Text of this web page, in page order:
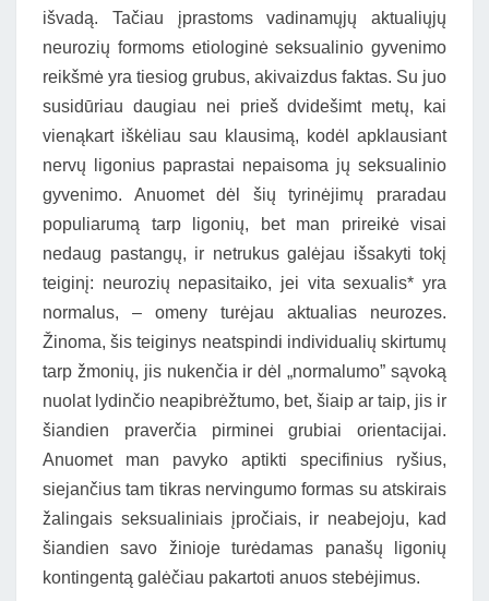
išvadą. Tačiau įprastoms vadinamųjų aktualiųjų
neurozių formoms etiologinė seksualinio gyvenimo
reikšmė yra tiesiog grubus, akivaizdus faktas. Su juo
susidūriau daugiau nei prieš dvidešimt metų, kai
vienąkart iškėliau sau klausimą, kodėl apklausiant
nervų ligonius paprastai nepaisoma jų seksualinio
gyvenimo. Anuomet dėl šių tyrinėjimų praradau
populiarumą tarp ligonių, bet man prireikė visai
nedaug pastangų, ir netrukus galėjau išsakyti tokį
teiginį: neurozių nepasitaiko, jei vita sexualis* yra
normalus, – omeny turėjau aktualias neurozes.
Žinoma, šis teiginys neatspindi individualių skirtumų
tarp žmonių, jis nukenčia ir dėl „normalumo” sąvoką
nuolat lydinčio neapibrėžtumo, bet, šiaip ar taip, jis ir
šiandien praverčia pirminei grubiai orientacijai.
Anuomet man pavyko aptikti specifinius ryšius,
siejančius tam tikras nervingumo formas su atskirais
žalingais seksualiniais įpročiais, ir neabejoju, kad
šiandien savo žinioje turėdamas panašų ligonių
kontingentą galėčiau pakartoti anuos stebėjimus.